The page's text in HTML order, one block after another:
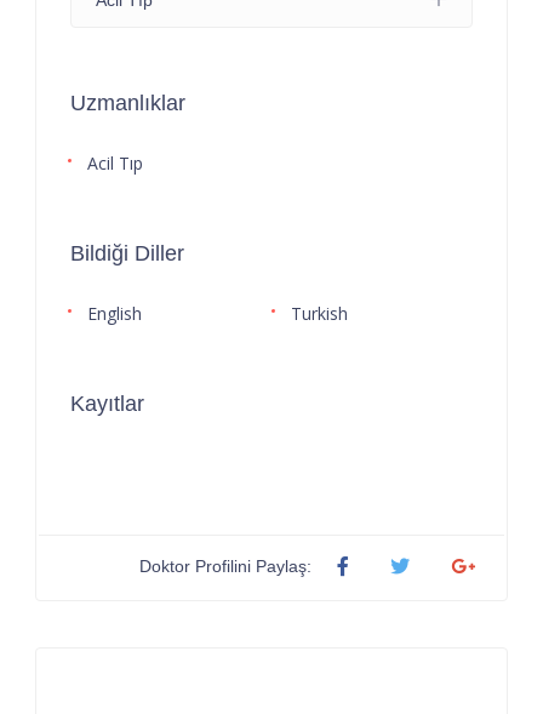
Uzmanlıklar
Acil Tıp
Bildiği Diller
English Turkish
Kayıtlar
Doktor Profilini Paylaş: